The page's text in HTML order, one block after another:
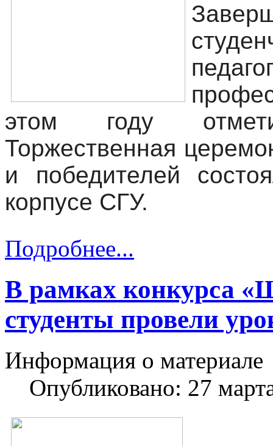
этом году
Торжественная
и победителей
корпусе СГУ.
Подробнее...
В рамках конкурса
студенты провели
Информация о материале
Опубликовано: 27